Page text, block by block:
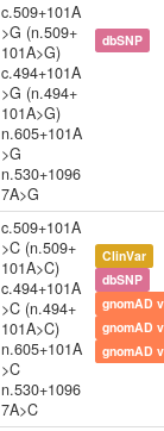
c.509+101A
>G (n.509+
101A>G)
c.494+101A
>G (n.494+
101A>G)
n.605+101A
>G
n.530+1096
7A>G
dbSNP
c.509+101A
>C (n.509+
101A>C)
c.494+101A
>C (n.494+
101A>C)
n.605+101A
>C
n.530+1096
7A>C
ClinVar
dbSNP
gnomAD
gnomAD
gnomAD